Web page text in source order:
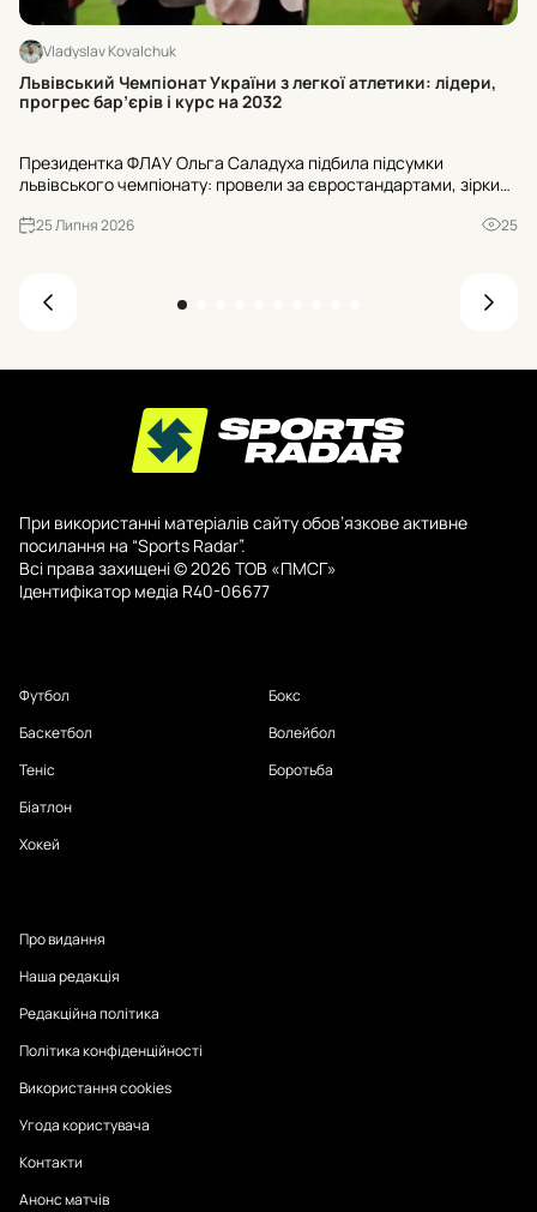
Vladyslav Kovalchuk
Львівський Чемпіонат України з легкої атлетики: лідери,
прогрес бар’єрів і курс на 2032
Президентка ФЛАУ Ольга Саладуха підбила підсумки
львівського чемпіонату: провели за євростандартами, зірки
зорієнтована на Олімпіаду 2032.
25 Липня 2026 25
При використанні матеріалів сайту обов’язкове активне
посилання на “Sports Radar”.
Всі права захищені © 2026 ТОВ «ПМСГ»
Ідентифікатор медіа R40-06677
Футбол
Баскетбол
Теніс
Біатлон
Хокей
Бокс
Волейбол
Боротьба
Про видання
Наша редакція
Редакційна політика
Політика конфіденційності
Використання cookies
Угода користувача
Контакти
Анонс матчів